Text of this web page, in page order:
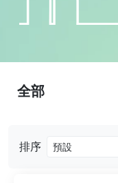
排序
全部